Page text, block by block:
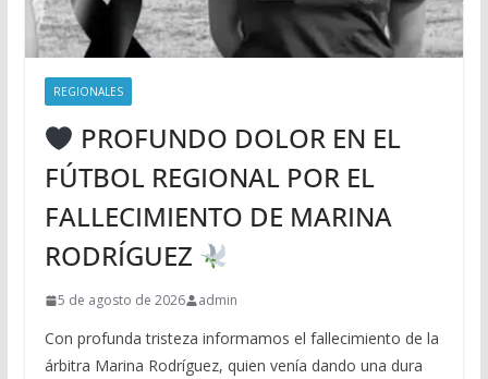
REGIONALES
PROFUNDO DOLOR EN EL
FÚTBOL REGIONAL POR EL
FALLECIMIENTO DE MARINA
RODRÍGUEZ
5 de agosto de 2026 admin
Con profunda tristeza informamos el fallecimiento de la
árbitra Marina Rodríguez, quien venía dando una dura